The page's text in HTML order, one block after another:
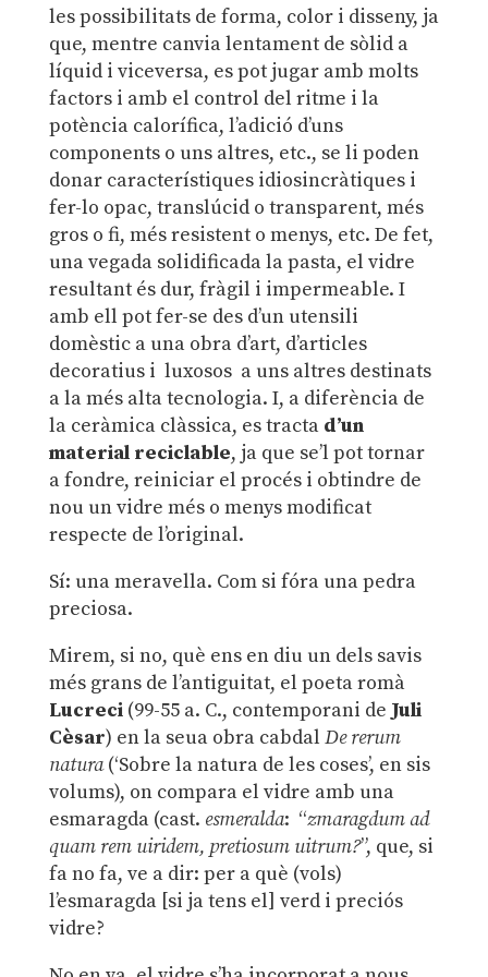
les possibilitats de forma, color i disseny, ja
que, mentre canvia lentament de sòlid a
líquid i viceversa, es pot jugar amb molts
factors i amb el control del ritme i la
potència calorífica, l’adició d’uns
components o uns altres, etc., se li poden
donar característiques idiosincràtiques i
fer-lo opac, translúcid o transparent, més
gros o fi, més resistent o menys, etc. De fet,
una vegada solidificada la pasta, el vidre
resultant és dur, fràgil i impermeable. I
amb ell pot fer-se des d’un utensili
domèstic a una obra d’art, d’articles
decoratius i luxosos a uns altres destinats
a la més alta tecnologia. I, a diferència de
la ceràmica clàssica, es tracta d’un
material reciclable, ja que se’l pot tornar
a fondre, reiniciar el procés i obtindre de
nou un vidre més o menys modificat
respecte de l’original.
Sí: una meravella. Com si fóra una pedra
preciosa.
Mirem, si no, què ens en diu un dels savis
més grans de l’antiguitat, el poeta romà
Lucreci(99-55 a. C., contemporani de Juli
Cèsar) en la seua obra cabdal De rerum
natura(‘Sobre la natura de les coses’, en sis
volums), on compara el vidre amb una
esmaragda (cast. esmeralda: “zmaragdum ad
quam rem uiridem, pretiosum uitrum?”, que, si
fa no fa, ve a dir: per a què (vols)
l’esmaragda [si ja tens el] verd i preciós
vidre?